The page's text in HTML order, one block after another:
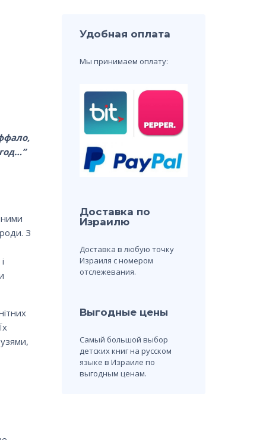
З
Удобная оплата
Мы принимаем оплату:
Доставка по
Израилю
Доставка в любую точку
Израиля с номером
отслежевания.
Выгодные цены
Самый большой выбор
детских книг на русском
языке в Израиле по
выгодным ценам.